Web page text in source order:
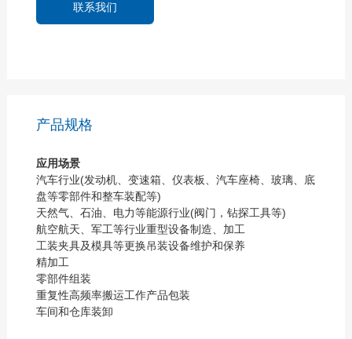
联系我们
产品规格
应用场景
汽车行业(发动机、变速箱、仪表板、汽车座椅、玻璃、底
盘等零部件和整车装配等)
天然气、石油、电力等能源行业(阀门，钻探工具等)
航空航天、军工等行业重型设备制造、加工
工装夹具及模具等更换吊装设备维护和保养
精加工
零部件组装
重复性高频率搬运工作产品包装
车间和仓库装卸